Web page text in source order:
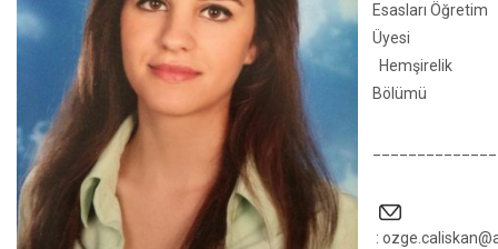
Esasları Öğretim
Üyesi
Hemşirelik
Bölümü
: